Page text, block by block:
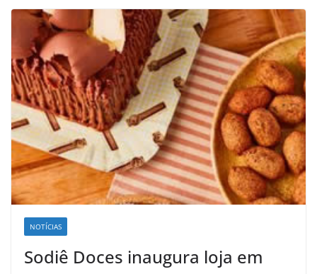
NOTÍCIAS
Sodiê Doces inaugura loja em